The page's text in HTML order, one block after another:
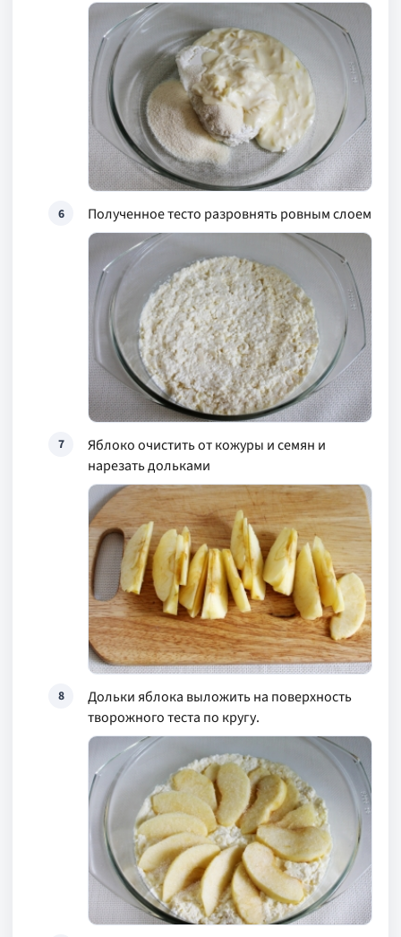
6 Полученное тесто разровнять ровным слоем
7
Яблоко очистить от кожуры и семян и
нарезать дольками
8
Дольки яблока выложить на поверхность
творожного теста по кругу.